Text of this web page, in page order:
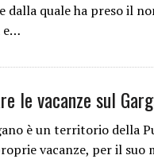
dalla quale ha preso il
e…
le vacanze sul
è un territorio della
vacanze, per il suo